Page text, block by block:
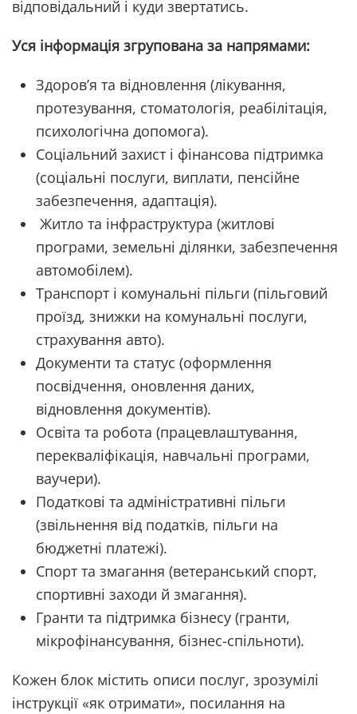
відповідальний і куди звертатись.
Уся інформація згрупована за напрямами:
Здоров’я та відновлення (лікування,
протезування, стоматологія, реабілітація,
психологічна допомога).
Соціальний захист і фінансова підтримка
(соціальні послуги, виплати, пенсійне
забезпечення, адаптація).
Житло та інфраструктура (житлові
програми, земельні ділянки, забезпечення
автомобілем).
Транспорт і комунальні пільги (пільговий
проїзд, знижки на комунальні послуги,
страхування авто).
Документи та статус (оформлення
посвідчення, оновлення даних,
відновлення документів).
Освіта та робота (працевлаштування,
перекваліфікація, навчальні програми,
ваучери).
Податкові та адміністративні пільги
(звільнення від податків, пільги на
бюджетні платежі).
Спорт та змагання (ветеранський спорт,
спортивні заходи й змагання).
Гранти та підтримка бізнесу (гранти,
мікрофінансування, бізнес-спільноти).
Кожен блок містить описи послуг, зрозумілі
інструкції «як отримати», посилання на